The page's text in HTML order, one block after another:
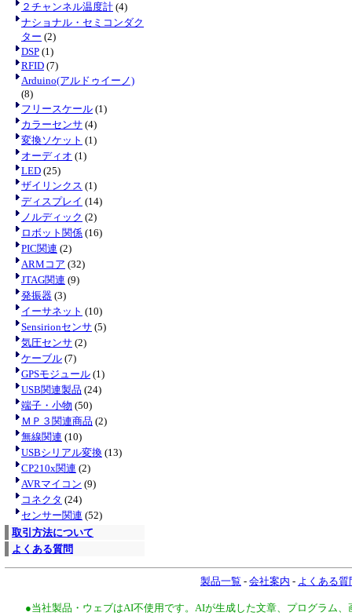
２チャンネル温度計 (4)
ナショナル・セミコンダク
ター (2)
DSP (1)
RFID (7)
Arduino(アルドゥイーノ)
(8)
フリースケール (1)
カラーセンサ (4)
変換ソケット (1)
オーディオ (1)
LED (25)
ザイリンクス (1)
ディスプレイ (14)
ノルディック (2)
ロボット関係 (16)
PIC関連 (2)
ARMコア (32)
JTAG関連 (9)
発振器 (3)
イーサネット (10)
Sensirionセンサ (5)
気圧センサ (2)
ケーブル (7)
GPSモジュール (1)
USB関連製品 (24)
端子・小物 (50)
ＭＰ３関連商品 (2)
無線関連 (10)
USBシリアル変換 (13)
CP210x関連 (2)
AVRマイコン (9)
コネクタ (24)
センサー関連 (52)
取引方法について
よくある質問
製品一覧 - 会社案内 - よくある質
●当社製品・ウェブはAI不使用です。AIが生成した文章、プログラム